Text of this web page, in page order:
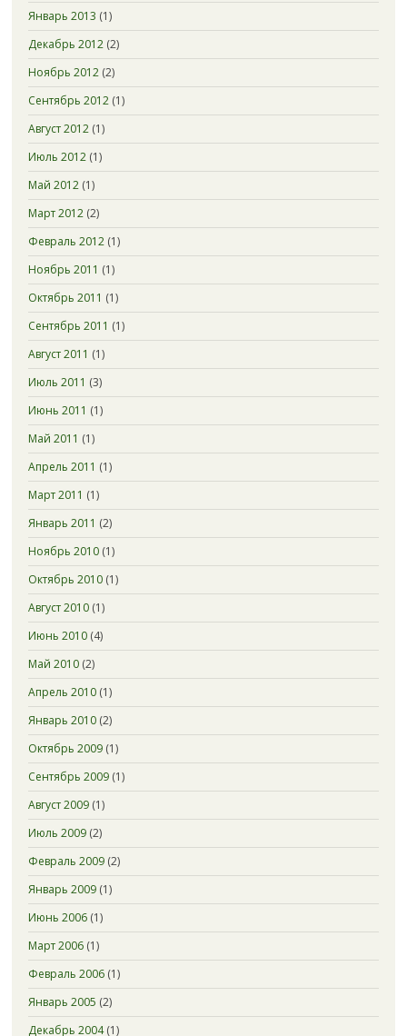
Январь 2013 (1)
Декабрь 2012(2)
Ноябрь 2012(2)
Сентябрь 2012(1)
Август 2012(1)
Июль 2012(1)
Май 2012(1)
Март 2012(2)
Февраль 2012(1)
Ноябрь 2011 (1)
Октябрь 2011 (1)
Сентябрь 2011 (1)
Август 2011 (1)
Июль 2011 (3)
Июнь 2011 (1)
Май 2011 (1)
Апрель 2011 (1)
Март 2011 (1)
Январь 2011 (2)
Ноябрь 2010(1)
Октябрь 2010(1)
Август 2010(1)
Июнь 2010(4)
Май 2010(2)
Апрель 2010(1)
Январь 2010(2)
Октябрь 2009(1)
Сентябрь 2009(1)
Август 2009(1)
Июль 2009(2)
Февраль 2009(2)
Январь 2009(1)
Июнь 2006(1)
Март 2006(1)
Февраль 2006(1)
Январь 2005 (2)
Декабрь 2004(1)